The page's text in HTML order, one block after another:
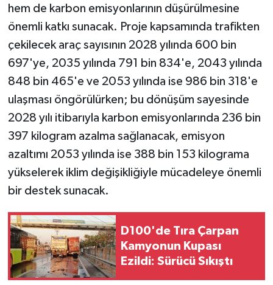
hem de karbon emisyonlarının düşürülmesine
önemli katkı sunacak. Proje kapsamında trafikten
çekilecek araç sayısının 2028 yılında 600 bin
697'ye, 2035 yılında 791 bin 834'e, 2043 yılında
848 bin 465'e ve 2053 yılında ise 986 bin 318'e
ulaşması öngörülürken; bu dönüşüm sayesinde
2028 yılı itibarıyla karbon emisyonlarında 236 bin
397 kilogram azalma sağlanacak, emisyon
azaltımı 2053 yılında ise 388 bin 153 kilograma
yükselerek iklim değişikliğiyle mücadeleye önemli
bir destek sunacak.
D100'de Tıra Çarpan
Kamyonun Kupası
Ezildi: Sürücü Sıkıştı